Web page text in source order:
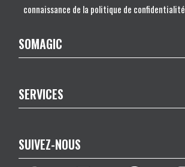
connaissance de la politique de confidentialité
SOMAGIC
SERVICES
SUIVEZ-NOUS